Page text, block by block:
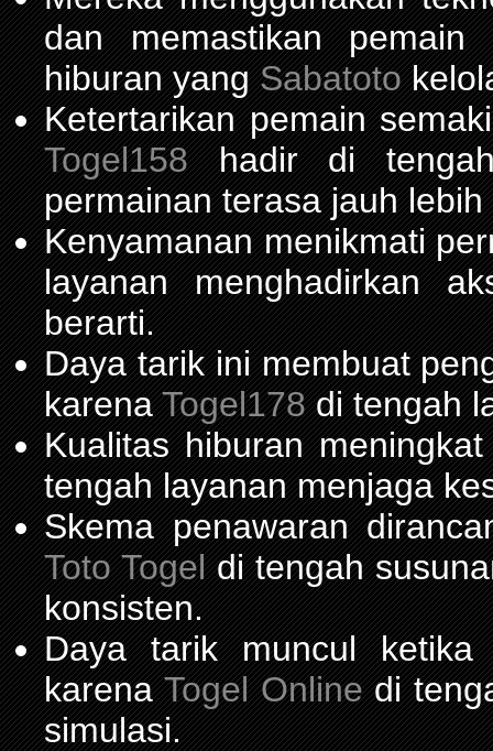
dan memastikan
hiburan yangSabatoto
Ketertarikan pemain
Togel158hadir di tengah
permainan terasa jauh
Kenyamanan menikmati
layanan menghadirkan
berarti.
Daya tarik ini membuat
karenaTogel178di tengah
Kualitas hiburan
tengah layanan menjaga
Skema penawaran
Toto Togeldi tengah
konsisten.
Daya tarik muncul ketika
karenaTogel Onlinedi
simulasi.